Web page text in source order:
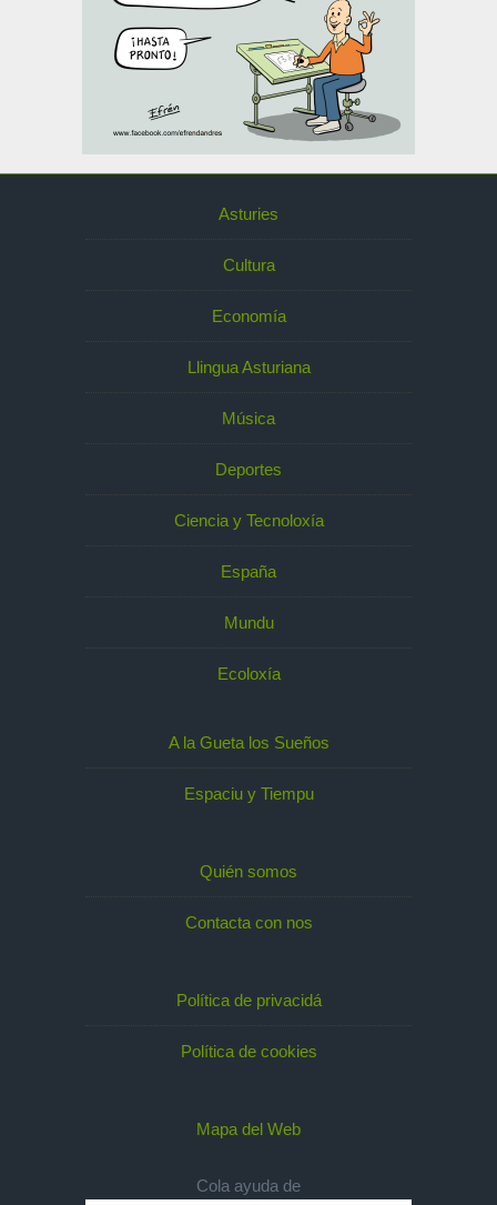
Asturies
Cultura
Economía
Llingua Asturiana
Música
Deportes
Ciencia y Tecnoloxía
España
Mundu
Ecoloxía
A la Gueta los Sueños
Espaciu y Tiempu
Quién somos
Contacta con nos
Política de privacidá
Política de cookies
Mapa del Web
Cola ayuda de